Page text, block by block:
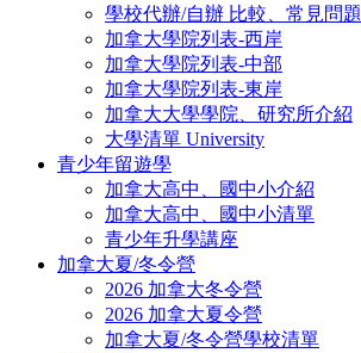
學校代辦/自辦 比較、常見問題
加拿大學院列表-西岸
加拿大學院列表-中部
加拿大學院列表-東岸
加拿大大學學院、研究所介紹
大學清單 University
青少年留遊學
加拿大高中、國中小介紹
加拿大高中、國中小清單
青少年升學講座
加拿大夏/冬令營
2026 加拿大冬令營
2026 加拿大夏令營
加拿大夏/冬令營學校清單